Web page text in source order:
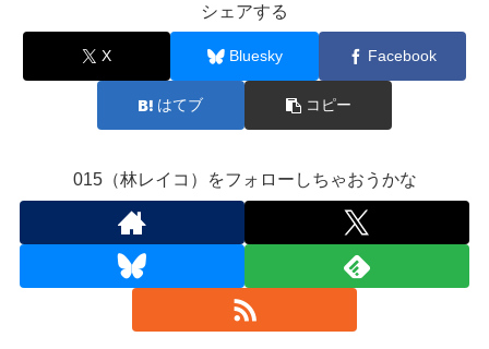
シェアする
X Bluesky Facebook
はてブ コピー
015（林レイコ）をフォローしちゃおうかな